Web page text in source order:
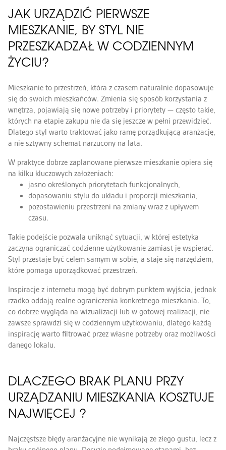
JAK URZĄDZIĆ PIERWSZE
MIESZKANIE, BY STYL NIE
PRZESZKADZAŁ W CODZIENNYM
ŻYCIU?
Mieszkanie to przestrzeń, która z czasem naturalnie dopasowuje
się do swoich mieszkańców. Zmienia się sposób korzystania z
wnętrza, pojawiają się nowe potrzeby i priorytety — często takie,
których na etapie zakupu nie da się jeszcze w pełni przewidzieć.
Dlatego styl warto traktować jako ramę porządkującą aranżację,
a nie sztywny schemat narzucony na lata.
W praktyce dobrze zaplanowane pierwsze mieszkanie opiera się
na kilku kluczowych założeniach:
jasno określonych priorytetach funkcjonalnych,
dopasowaniu stylu do układu i proporcji mieszkania,
pozostawieniu przestrzeni na zmiany wraz z upływem
czasu.
Takie podejście pozwala uniknąć sytuacji, w której estetyka
zaczyna ograniczać codzienne użytkowanie zamiast je wspierać.
Styl przestaje być celem samym w sobie, a staje się narzędziem,
które pomaga uporządkować przestrzeń.
Inspiracje z internetu mogą być dobrym punktem wyjścia, jednak
rzadko oddają realne ograniczenia konkretnego mieszkania. To,
co dobrze wygląda na wizualizacji lub w gotowej realizacji, nie
zawsze sprawdzi się w codziennym użytkowaniu, dlatego każdą
inspirację warto filtrować przez własne potrzeby oraz możliwości
danego lokalu.
DLACZEGO BRAK PLANU PRZY
URZĄDZANIU MIESZKANIA KOSZTUJE
NAJWIĘCEJ ?
Najczęstsze błędy aranżacyjne nie wynikają ze złego gustu, lecz z